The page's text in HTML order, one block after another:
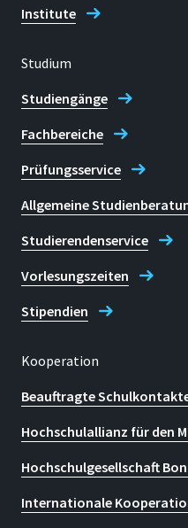
Institute
Studium
Studiengänge
Fachbereiche
Prüfungsservice
Allgemeine
Studierendenservice
Vorlesungszeiten
Stipendien
Kooperation
Beauftragte
Hochschulallianz für den
Hochschulgesellschaft
Internationale